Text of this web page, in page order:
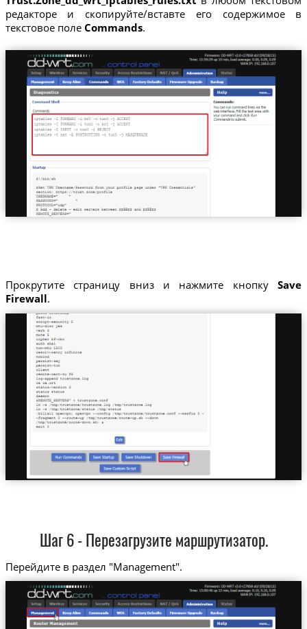
редакторе и скопируйте/вставте его содержимое в
текстовое поле Commands.
Прокрутите страницу вниз и нажмите кнопкуSave
Firewall.
Шаг 6 - Перезагрузите маршрутизатор.
Перейдите в раздел "Management".